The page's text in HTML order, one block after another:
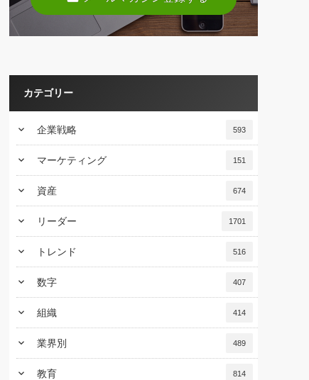
カテゴリー
keyboard_arrow_down 企業戦略 593
keyboard_arrow_down マーケティング 151
keyboard_arrow_down 資産 674
keyboard_arrow_down リーダー 1701
keyboard_arrow_down トレンド 516
keyboard_arrow_down 数字 407
keyboard_arrow_down 組織 414
keyboard_arrow_down 業界別 489
keyboard_arrow_down 教育 814